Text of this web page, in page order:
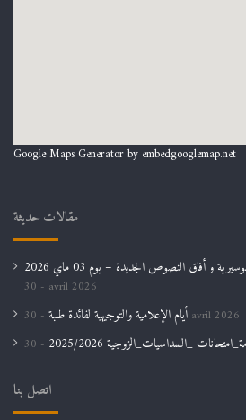
Google Maps Generator by embedgooglemap.net
مقالات حديثة
و أفاق النصوص الجديدة – يوم 03 ماي 2026
30 avril 2026
أيام الإعلامية والتوجيهية لفائدة طلبة 30 avril 2026
_السداسيات_الزوجية 2025/2026
اتصل بنا